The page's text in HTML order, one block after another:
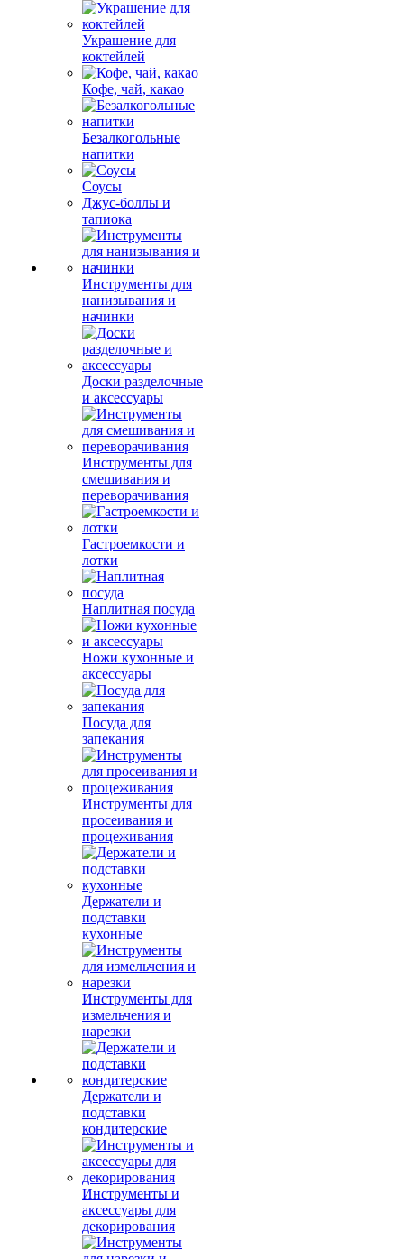
Украшение для
коктейлей
Кофе, чай, какао
Безалкогольные
напитки
Соусы
Джус-боллы и
тапиока
Инструменты для
нанизывания и
начинки
Доски разделочные
и аксессуары
Инструменты для
смешивания и
переворачивания
Гастроемкости и
лотки
Наплитная посуда
Ножи кухонные и
аксессуары
Посуда для
запекания
Инструменты для
просеивания и
процеживания
Держатели и
подставки
кухонные
Инструменты для
измельчения и
нарезки
Держатели и
подставки
кондитерские
Инструменты и
аксессуары для
декорирования